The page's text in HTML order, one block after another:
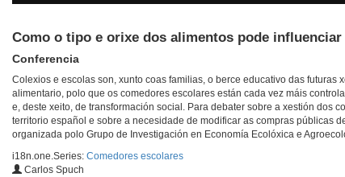
Como o tipo e orixe dos alimentos pode
Conferencia
Colexios e escolas son, xunto coas familias, o berce educativo das
alimentario, polo que os comedores escolares están cada vez máis
e, deste xeito, de transformación social. Para debater sobre a xestión dos
territorio español e sobre a necesidade de modificar as compras públicas
organizada polo Grupo de Investigación en Economía Ecolóxica e
i18n.one.Series: Comedores escolares
Carlos Spuch